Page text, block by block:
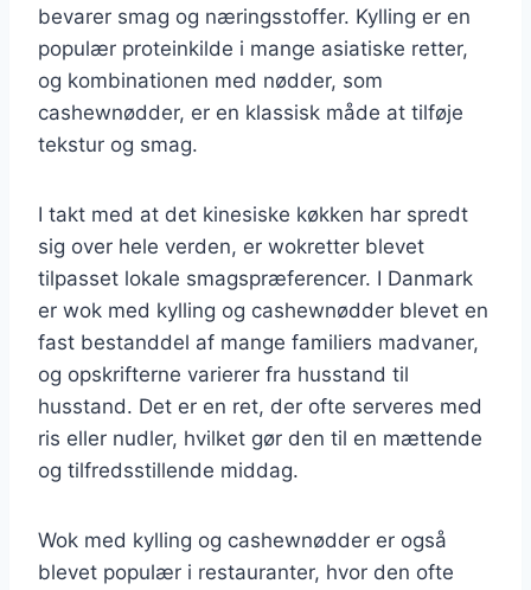
bevarer smag og næringsstoffer. Kylling er en
populær proteinkilde i mange asiatiske retter,
og kombinationen med nødder, som
cashewnødder, er en klassisk måde at tilføje
tekstur og smag.
I takt med at det kinesiske køkken har spredt
sig over hele verden, er wokretter blevet
tilpasset lokale smagspræferencer. I Danmark
er wok med kylling og cashewnødder blevet en
fast bestanddel af mange familiers madvaner,
og opskrifterne varierer fra husstand til
husstand. Det er en ret, der ofte serveres med
ris eller nudler, hvilket gør den til en mættende
og tilfredsstillende middag.
Wok med kylling og cashewnødder er også
blevet populær i restauranter, hvor den ofte